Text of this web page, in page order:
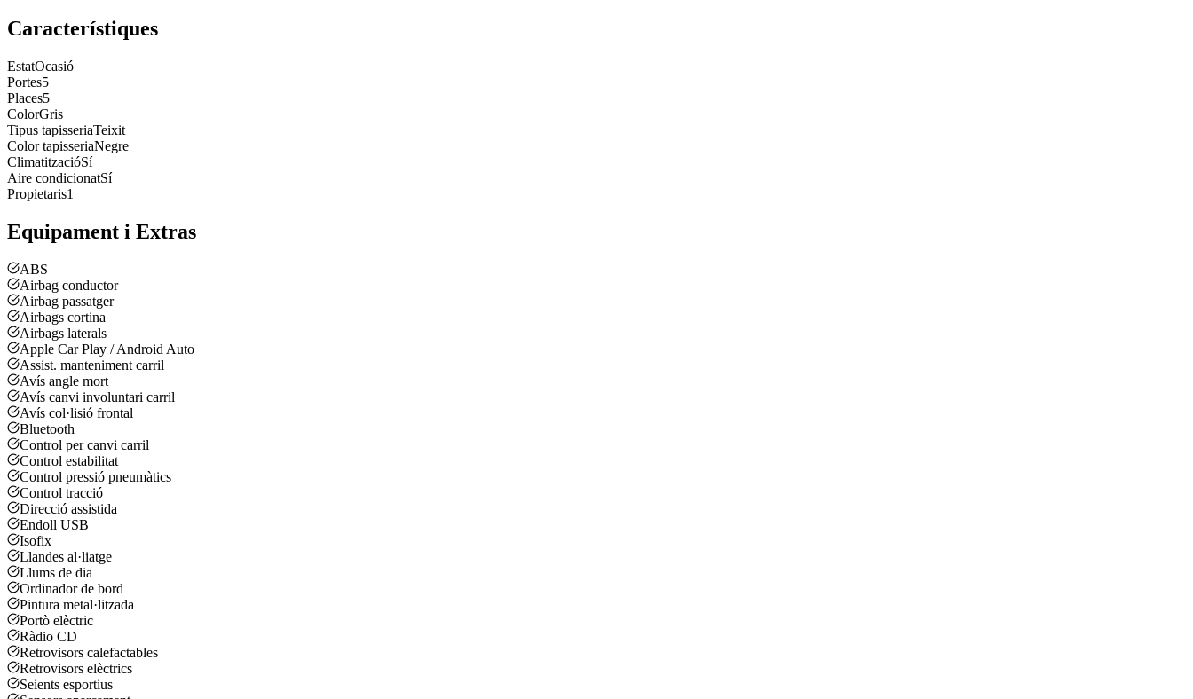
Característiques
EstatOcasió
Portes5
Places5
ColorGris
Tipus tapisseriaTeixit
Color tapisseriaNegre
ClimatitzacióSí
Aire condicionatSí
Propietaris1
Equipament i Extras
ABS
Airbag conductor
Airbag passatger
Airbags cortina
Airbags laterals
Apple Car Play / Android Auto
Assist. manteniment carril
Avís angle mort
Avís canvi involuntari carril
Avís col·lisió frontal
Bluetooth
Control per canvi carril
Control estabilitat
Control pressió pneumàtics
Control tracció
Direcció assistida
Endoll USB
Isofix
Llandes al·liatge
Llums de dia
Ordinador de bord
Pintura metal·litzada
Portò elèctric
Ràdio CD
Retrovisors calefactables
Retrovisors elèctrics
Seients esportius